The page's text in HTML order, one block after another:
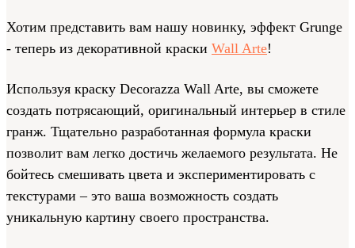
Хотим представить вам нашу новинку, эффект Grunge
- теперь из декоративной краски Wall Arte!
Используя краску Decorazza Wall Arte, вы сможете
создать потрясающий, оригинальный интерьер в стиле
гранж. Тщательно разработанная формула краски
позволит вам легко достичь желаемого результата. Не
бойтесь смешивать цвета и экспериментировать с
текстурами – это ваша возможность создать
уникальную картину своего пространства.